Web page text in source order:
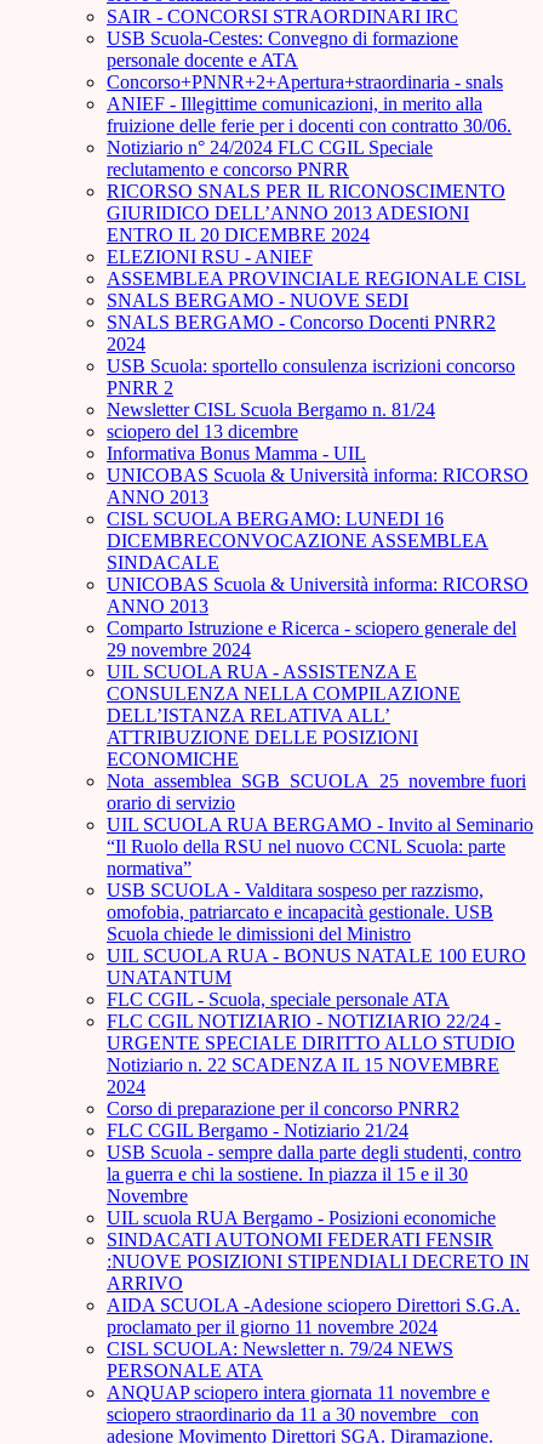
SAIR - CONCORSI STRAORDINARI IRC
USB Scuola-Cestes: Convegno di formazione
personale docente e ATA
Concorso+PNNR+2+Apertura+straordinaria - snals
ANIEF - Illegittime comunicazioni, in merito alla
fruizione delle ferie per i docenti con contratto 30/06.
Notiziario n° 24/2024 FLC CGIL Speciale
reclutamento e concorso PNRR
RICORSO SNALS PER IL RICONOSCIMENTO
GIURIDICO DELL’ANNO 2013 ADESIONI
ENTRO IL 20 DICEMBRE 2024
ELEZIONI RSU - ANIEF
ASSEMBLEA PROVINCIALE REGIONALE CISL
SNALS BERGAMO - NUOVE SEDI
SNALS BERGAMO - Concorso Docenti PNRR2
2024
USB Scuola: sportello consulenza iscrizioni concorso
PNRR 2
Newsletter CISL Scuola Bergamo n. 81/24
sciopero del 13 dicembre
Informativa Bonus Mamma - UIL
UNICOBAS Scuola & Università informa: RICORSO
ANNO 2013
CISL SCUOLA BERGAMO: LUNEDI 16
DICEMBRECONVOCAZIONE ASSEMBLEA
SINDACALE
UNICOBAS Scuola & Università informa: RICORSO
ANNO 2013
Comparto Istruzione e Ricerca - sciopero generale del
29 novembre 2024
UIL SCUOLA RUA - ASSISTENZA E
CONSULENZA NELLA COMPILAZIONE
DELL’ISTANZA RELATIVA ALL’
ATTRIBUZIONE DELLE POSIZIONI
ECONOMICHE
Nota_assemblea_SGB_SCUOLA_25_novembre fuori
orario di servizio
UIL SCUOLA RUA BERGAMO - Invito al Seminario
“Il Ruolo della RSU nel nuovo CCNL Scuola: parte
normativa”
USB SCUOLA - Valditara sospeso per razzismo,
omofobia, patriarcato e incapacità gestionale. USB
Scuola chiede le dimissioni del Ministro
UIL SCUOLA RUA - BONUS NATALE 100 EURO
UNATANTUM
FLC CGIL - Scuola, speciale personale ATA
FLC CGIL NOTIZIARIO - NOTIZIARIO 22/24 -
URGENTE SPECIALE DIRITTO ALLO STUDIO
Notiziario n. 22 SCADENZA IL 15 NOVEMBRE
2024
Corso di preparazione per il concorso PNRR2
FLC CGIL Bergamo - Notiziario 21/24
USB Scuola - sempre dalla parte degli studenti, contro
la guerra e chi la sostiene. In piazza il 15 e il 30
Novembre
UIL scuola RUA Bergamo - Posizioni economiche
SINDACATI AUTONOMI FEDERATI FENSIR
:NUOVE POSIZIONI STIPENDIALI DECRETO IN
ARRIVO
AIDA SCUOLA -Adesione sciopero Direttori S.G.A.
proclamato per il giorno 11 novembre 2024
CISL SCUOLA: Newsletter n. 79/24 NEWS
PERSONALE ATA
ANQUAP sciopero intera giornata 11 novembre e
sciopero straordinario da 11 a 30 novembre_ con
adesione Movimento Direttori SGA. Diramazione.